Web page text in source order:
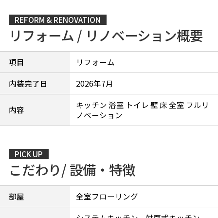
REFORM & RENOVATION
リフォーム / リノベーション概要
項目
リフォーム
内装完了日
2026年7月
内容
キッチン 浴室 トイレ 壁 床 全室 フルリ
ノベーション
PICK UP
こだわり/ 設備・特徴
部屋 全室フローリング